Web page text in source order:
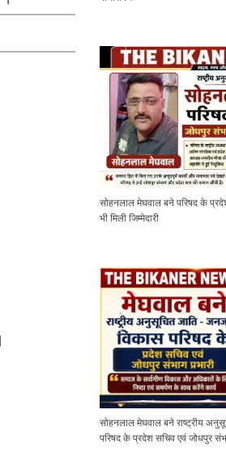
सोहनलाल मेघवाल बने परिषद के
भी मिली जिम्मेदारी
सोहनलाल मेघवाल बने राष्ट्रीय
परिषद के प्रदेश सचिव एवं जोधपुर